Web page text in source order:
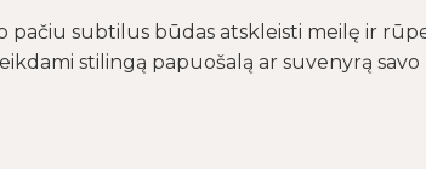
pačiu subtilus būdas atskleisti meilę ir
stilingą papuošalą ar suvenyrą savo